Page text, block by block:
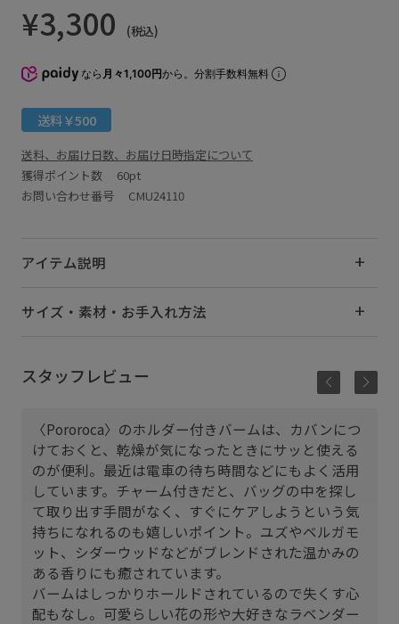
¥3,300 (税込)
なら 月々1,100円から。分割手数料無料
送料￥500
送料、お届け日数、お届け日時指定について
獲得ポイント数 60pt
お問い合わせ番号 CMU24110
アイテム説明
サイズ・素材・お手入れ方法
スタッフレビュー
〈Pororoca〉のホルダー付きバームは、カバンにつ
けておくと、乾燥が気になったときにサッと使える
のが便利。最近は電車の待ち時間などにもよく活用
しています。チャーム付きだと、バッグの中を探し
て取り出す手間がなく、すぐにケアしようという気
持ちになれるのも嬉しいポイント。ユズやベルガモ
ット、シダーウッドなどがブレンドされた温かみの
ある香りにも癒されています。
バームはしっかりホールドされているので失くす心
配もなし。可愛らしい花の形や大好きなラベンダー